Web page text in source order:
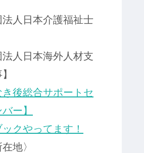
法人日本介護福祉士
法人日本海外人材支
き後総合サポートセ
ー】
クやってます！
地〉